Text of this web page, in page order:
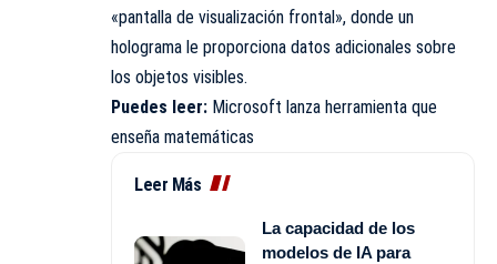
«pantalla de visualización frontal», donde un
holograma le proporciona datos adicionales sobre
los objetos visibles.
Puedes leer: Microsoft lanza herramienta que
enseña matemáticas
Leer Más
La capacidad de los
modelos de IA para